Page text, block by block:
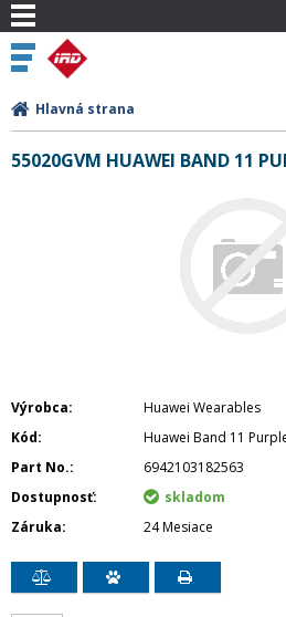
Hlavná strana
55020GVM HUAWEI BAND 11
Výrobca
Huawei Wearables
Kód
Huawei Band 11
Part No.
6942103182563
Dostupnosť
skladom
Záruka
24 Mesiace